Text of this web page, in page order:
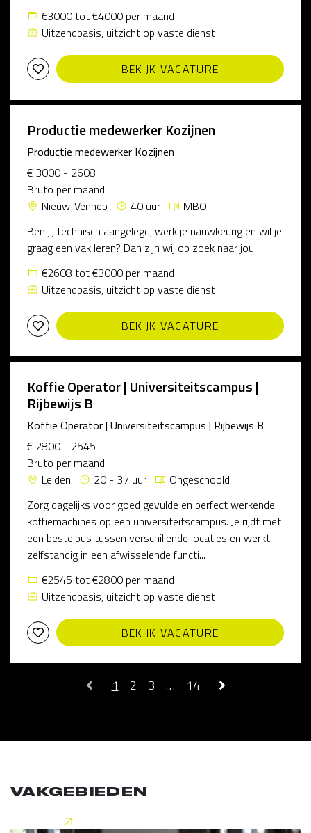
€3000 tot €4000 per maand
Uitzendbasis, uitzicht op vaste dienst
BEKIJK VACATURE
Productie medewerker Kozijnen
Productie medewerker Kozijnen
€ 3000 - 2608
Bruto per maand
Nieuw-Vennep
40 uur
MBO
Ben jij technisch aangelegd, werk je nauwkeurig en wil je
graag een vak leren? Dan zijn wij op zoek naar jou!
€2608 tot €3000 per maand
Uitzendbasis, uitzicht op vaste dienst
BEKIJK VACATURE
Koffie Operator | Universiteitscampus |
Rijbewijs B
Koffie Operator | Universiteitscampus | Rijbewijs B
€ 2800 - 2545
Bruto per maand
Leiden
20 - 37 uur
Ongeschoold
Zorg dagelijks voor goed gevulde en perfect werkende
koffiemachines op een universiteitscampus. Je rijdt met
een bestelbus tussen verschillende locaties en werkt
zelfstandig in een afwisselende functi...
€2545 tot €2800 per maand
Uitzendbasis, uitzicht op vaste dienst
BEKIJK VACATURE
1 2 3 … 14
VAKGEBIEDEN